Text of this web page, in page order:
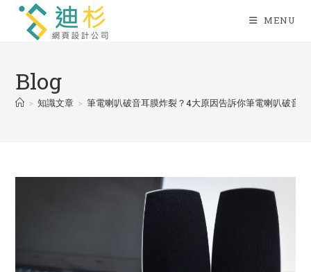
Skip
content
MENU
Blog
> 知識文章 > 筆電喇叭破音耳膜炸裂？4大原因告訴你筆電喇叭破音